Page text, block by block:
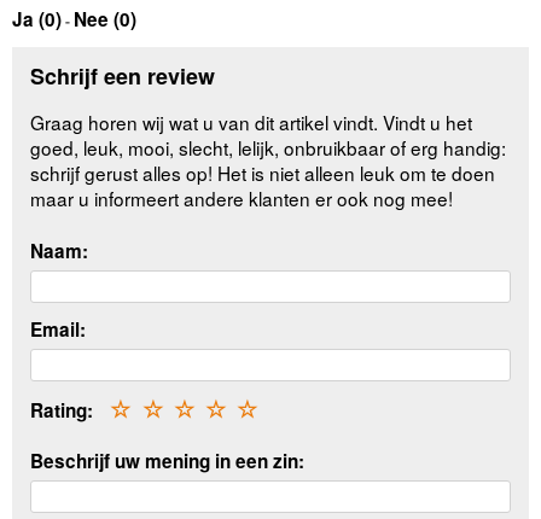
Ja (0)- Nee (0)
Schrijf een review
Graag horen wij wat u van dit artikel vindt. Vindt u het
goed, leuk, mooi, slecht, lelijk, onbruikbaar of erg handig:
schrijf gerust alles op! Het is niet alleen leuk om te doen
maar u informeert andere klanten er ook nog mee!
Naam:
Email:
Rating: ☆
☆
☆
☆
☆
Beschrijf uw mening in een zin: